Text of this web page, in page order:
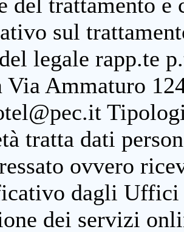
sul
legale rapp.te
Ammaturo
tratta dati
ovvero
dagli
dei servizi